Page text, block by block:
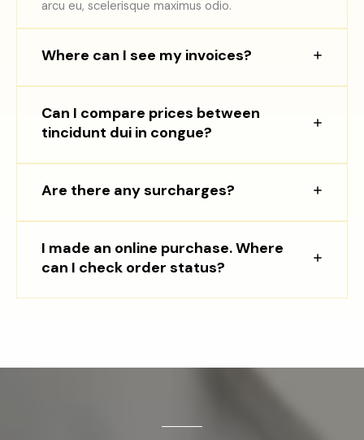
arcu eu, scelerisque maximus odio.
Where can I see my invoices?
Can I compare prices between
tincidunt dui in congue?
Are there any surcharges?
I made an online purchase. Where
can I check order status?